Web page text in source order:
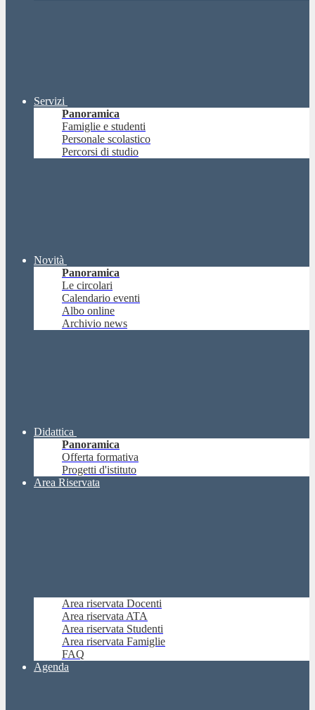
Servizi
Panoramica
Famiglie e studenti
Personale scolastico
Percorsi di studio
Novità
Panoramica
Le circolari
Calendario eventi
Albo online
Archivio news
Didattica
Panoramica
Offerta formativa
Progetti d'istituto
Area Riservata
Area riservata Docenti
Area riservata ATA
Area riservata Studenti
Area riservata Famiglie
FAQ
Agenda